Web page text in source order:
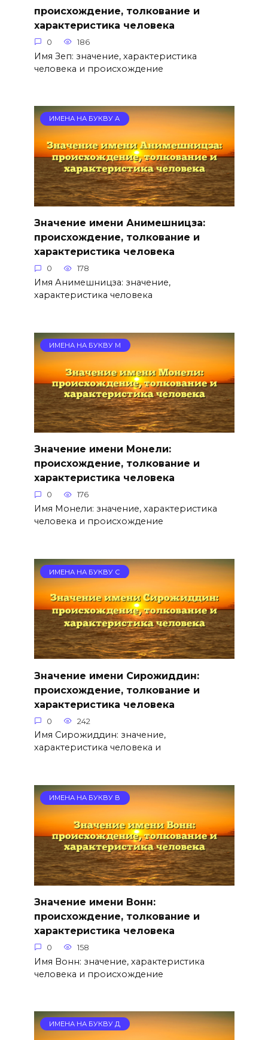
происхождение, толкование и
характеристика человека
0 186
Имя Зеп: значение, характеристика
человека и происхождение
ИМЕНА НА БУКВУ А
Значение имени Анимешницза:
происхождение, толкование и
характеристика человека
0 178
Имя Анимешницза: значение,
характеристика человека
ИМЕНА НА БУКВУ М
Значение имени Монели:
происхождение, толкование и
характеристика человека
0 176
Имя Монели: значение, характеристика
человека и происхождение
ИМЕНА НА БУКВУ С
Значение имени Сирожиддин:
происхождение, толкование и
характеристика человека
0 242
Имя Сирожиддин: значение,
характеристика человека и
ИМЕНА НА БУКВУ В
Значение имени Вонн:
происхождение, толкование и
характеристика человека
0 158
Имя Вонн: значение, характеристика
человека и происхождение
ИМЕНА НА БУКВУ Д